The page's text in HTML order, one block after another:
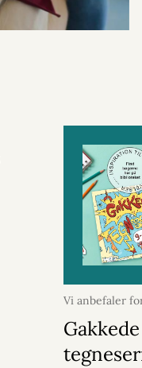
Vi anbefaler
maj 2024
Gakkede